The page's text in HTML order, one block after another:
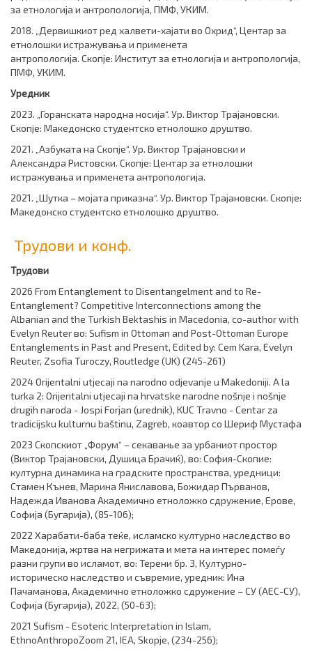
за етнологија и антропологија, ПМФ, УКИМ.
2018. „Дервишкиот ред халвети-хајати во Охрид“, Центар за
етнолошки истражувања и применета
антропологија. Скопје: Институт за етнологија и антропологија,
ПМФ, УКИМ.
Уредник
2023. „Горанската народна носија“. Ур. Виктор Трајановски.
Скопје: Македонско студентско етнолошко друштво.
2021. „Азбуката на Скопје“. Ур. Виктор Трајановски и
Александра Ристовски. Скопје: Центар за етнолошки
истражувања и применета антропологија.
2021. „Шутка – мојата приказна“. Ур. Виктор Трајановски. Скопје:
Македонско студентско етнолошко друштво.
Трудови и конф.
Трудови
2026 From Entanglement to Disentangelment and to Re-
Entanglement? Competitive Interconnections among the
Albanian and the Turkish Bektashis in Macedonia, co-author with
Evelyn Reuterво: Sufism in Ottoman and Post-Ottoman Europe
Entanglements in Past and Present, Edited by: Cem Kara, Evelyn
Reuter, Zsofia Turoczy, Routledge (UK) (245-261)
2024Orijentalni utjecaji na narodno odjevanje u Makedoniji. Ala
turka 2: Orijentalni utjecaji na hrvatske narodne nošnje i nošnje
drugih naroda - Jospi Forjan (urednik), KUC Travno - Centar za
tradicijsku kulturnu baštinu, Zagreb, коавтор со Шериф Мустафа
2023 Скопскиот „Форум“ – секаванье за урбаниот простор
(Виктор Трајановски, Душица Брачиќ), во: София-Скопие:
културна динамика на градските пространства, уредници:
Стамен Кънев, Марина Яниславова, Божидар Първанов,
Надежда Иванова Академично етноложко сдружение, Ерове,
Софија (Бугарија), (85-106);
2022 Харабати-баба теќе, исламско културно наследство во
Македонија, жртва на негрижата и мета на интерес помеѓу
разни групи во исламот, во: Терени бр. 3, Културно-
историческо наследство и съвремие, уредник: Ина
Пачаманова, Академично етноложко сдружение – СУ (АЕС-СУ),
Софија (Бугарија), 2022, (50-63);
2021 Sufism - Esoteric Interpretation in Islam,
EthnoAnthropoZoom 21, IEA, Skopje, (234-256);